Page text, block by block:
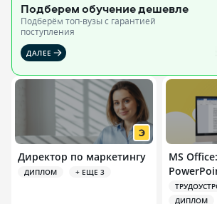
Подберем обучениедешевле
Подберём топ-вузы c гарантией
поступления
ДАЛЕЕ
Директор по маркетингу
ДИПЛОМ + ЕЩЕ 3
MS
ДИПЛОМ